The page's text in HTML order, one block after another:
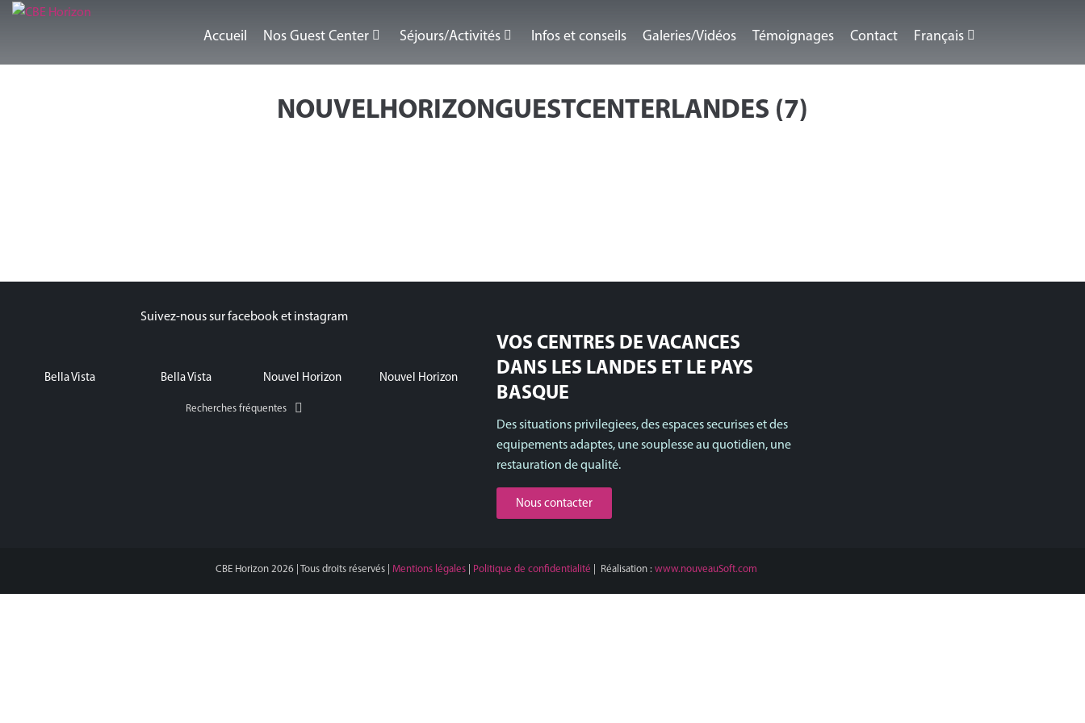
Accueil Nos Guest Center Séjours/Activités Infos et conseils Galeries/Vidéos Témoignages Contact Français
NOUVELHORIZONGUESTCENTERLANDES (7)
Suivez-nous sur facebook et instagram
Bella Vista Bella Vista Nouvel Horizon Nouvel Horizon
Recherches fréquentes
VOS CENTRES DE VACANCES
DANS LES LANDES ET LE PAYS
BASQUE
Des situations privilegiees, des espaces securises et des
equipements adaptes, une souplesse au quotidien, une
restauration de qualité.
Nous contacter
CBE Horizon 2026 | Tous droits réservés | Mentions légales Politique de confidentialité | Réalisation : www.nouveauSoft.com